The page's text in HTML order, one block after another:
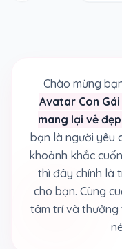
Chào mừng
Avatar Con
mang lại vẻ
bạn là người yêu
khoảnh khắc
thì đây chính là
cho bạn. Cùng
tâm trí và thưởng